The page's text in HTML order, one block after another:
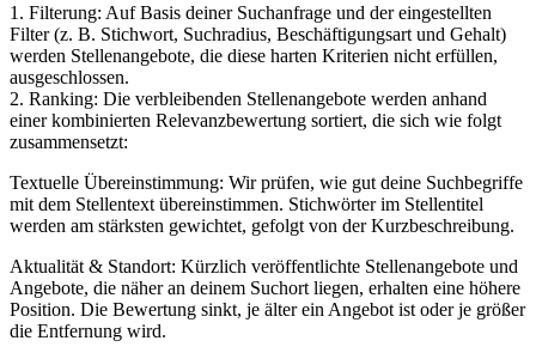
1. Filterung: Auf Basis deiner Suchanfrage und der eingestellten
Filter (z. B. Stichwort, Suchradius, Beschäftigungsart und Gehalt)
werden Stellenangebote, die diese harten Kriterien nicht erfüllen,
ausgeschlossen.
2. Ranking: Die verbleibenden Stellenangebote werden anhand
einer kombinierten Relevanzbewertung sortiert, die sich wie folgt
zusammensetzt:
Textuelle Übereinstimmung: Wir prüfen, wie gut deine Suchbegriffe
mit dem Stellentext übereinstimmen. Stichwörter im Stellentitel
werden am stärksten gewichtet, gefolgt von der Kurzbeschreibung.
Aktualität & Standort: Kürzlich veröffentlichte Stellenangebote und
Angebote, die näher an deinem Suchort liegen, erhalten eine höhere
Position. Die Bewertung sinkt, je älter ein Angebot ist oder je größer
die Entfernung wird.